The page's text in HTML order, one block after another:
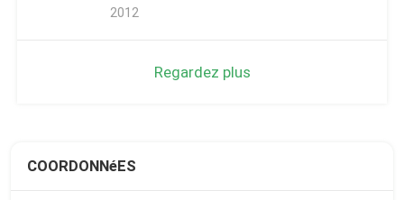
2012
Regardez plus
COORDONNéES